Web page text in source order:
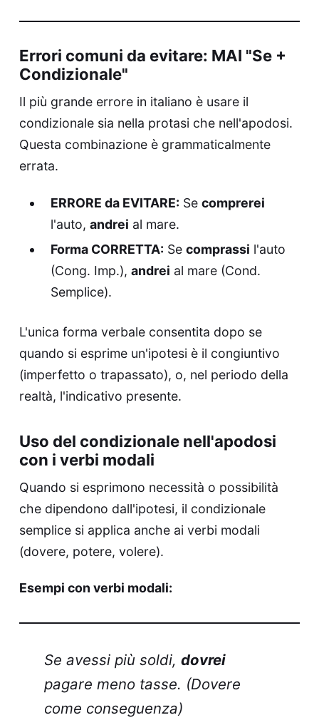
Errori comuni da evitare: MAI "Se +
Condizionale"
Il più grande errore in italiano è usare il
condizionale sia nella protasi che nell'apodosi.
Questa combinazione è grammaticalmente
errata.
ERRORE da EVITARE: Se comprerei
l'auto, andrei al mare.
Forma CORRETTA: Se comprassi l'auto
(Cong. Imp.), andrei al mare (Cond.
Semplice).
L'unica forma verbale consentita dopo se
quando si esprime un'ipotesi è il congiuntivo
(imperfetto o trapassato), o, nel periodo della
realtà, l'indicativo presente.
Uso del condizionale nell'apodosi
con i verbi modali
Quando si esprimono necessità o possibilità
che dipendono dall'ipotesi, il condizionale
semplice si applica anche ai verbi modali
(dovere, potere, volere).
Esempi con verbi modali:
Se avessi più soldi,dovrei
pagare meno tasse. (Dovere
come conseguenza)